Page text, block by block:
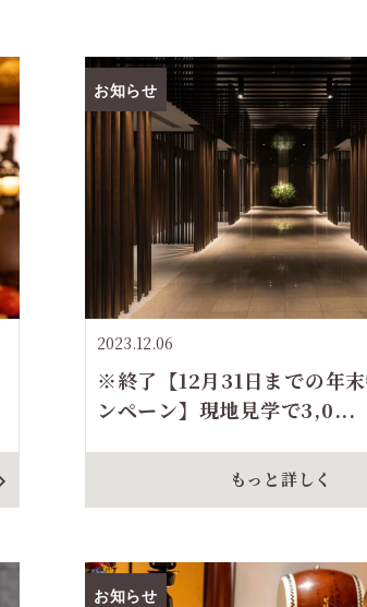
お知らせ
2023.12.06
※終了【12月31日までの年
ンペーン】現地見学で3,0...
もっと詳しく
お知らせ